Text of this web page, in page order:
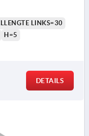
LINKS=30
H=5
DETAILS